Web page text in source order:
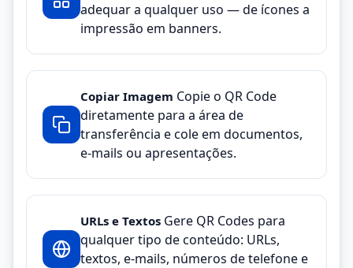
adequar a qualquer uso — de ícones a
impressão em banners.
Copiar Imagem Copie o QR Code
diretamente para a área de
transferência e cole em documentos,
e-mails ou apresentações.
URLs e Textos Gere QR Codes para
qualquer tipo de conteúdo: URLs,
textos, e-mails, números de telefone e